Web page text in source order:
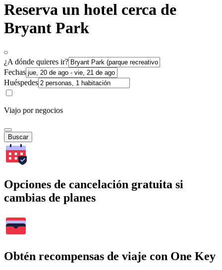
Reserva un hotel cerca de
Bryant Park
¿A dónde quieres ir?
Fechas
Huéspedes
Viajo por negocios
Buscar
Opciones de cancelación gratuita si
cambias de planes
Obtén recompensas de viaje con One Key